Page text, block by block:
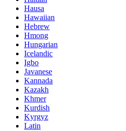
Hausa
Hawaiian
Hebrew
Hmong
Hungarian
Icelandic
Igbo
Javanese
Kannada
Kazakh
Khmer
Kurdish
Kyrgyz
Latin